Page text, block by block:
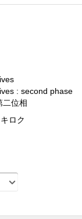
: second phase
二位相
ロク